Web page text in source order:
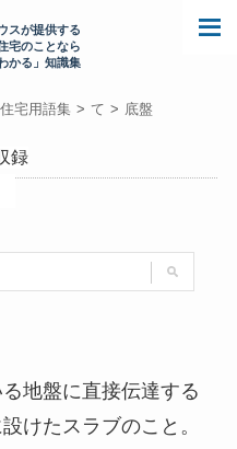
スが提供する
宅のことなら
かる」知識集
宅用語集 て 底盤
録
地盤に直接伝達する
けたスラブのこと。